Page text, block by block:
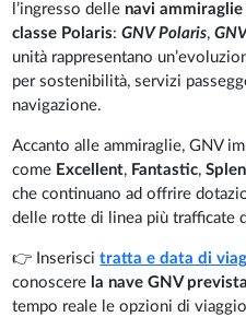
l’ingresso delle navi
classe Polaris:GNV Polaris,
unità rappresentano
per sostenibilità, servizi
navigazione.
Accanto alle ammiraglie, GNV
come Excellent, Fantastic,
che continuano ad offrire
delle rotte di linea più trafficate
👉 Inseriscitratta e data di
conoscere la nave GNV prevista
tempo reale le opzioni di